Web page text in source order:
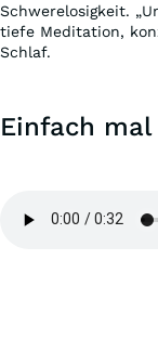
Schwerelosigkeit.
tiefe Meditation,
Schlaf.
Einfach